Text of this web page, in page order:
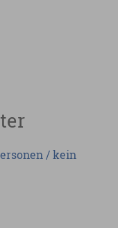
/ kein